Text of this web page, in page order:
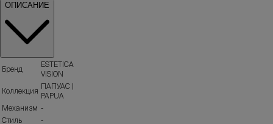
ОПИСАНИЕ
Бренд
ESTETICA
VISION
Коллекция
ПАПУАС |
PAPUA
Механизм -
Стиль
-